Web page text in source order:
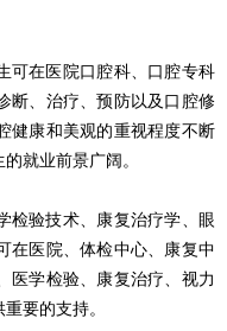
在医院口腔科、口腔专科
断、治疗、预防以及口腔修
健康和美观的重视程度不断
就业前景广阔。
验技术、康复治疗学、眼
在医院、体检中心、康复中
医学检验、康复治疗、视力
要的支持。